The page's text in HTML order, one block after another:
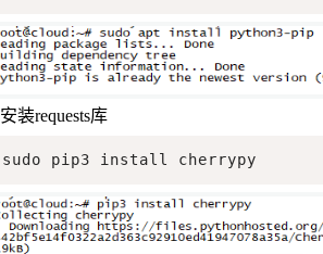
安装requests库
sudo pip3 install cherrypy